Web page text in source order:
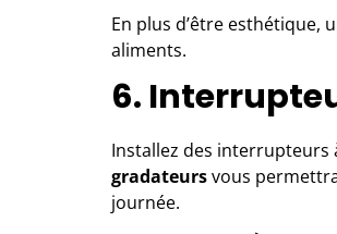
En plus d’être esthétique,
aliments.
6.
Installez des interrupteurs
gradateursvous
journée.